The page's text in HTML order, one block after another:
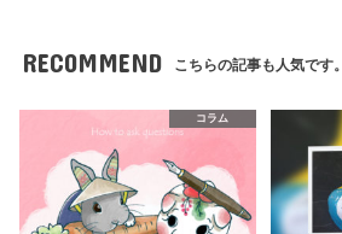
RECOMMEND こちらの記事も人気です。
コラム